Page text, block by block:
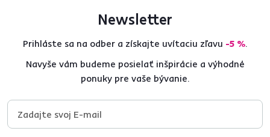
Newsletter
Prihláste sa na odber a získajte uvítaciu zľavu -5 %.
Navyše vám budeme posielať inšpirácie a výhodné
ponuky pre vaše bývanie.